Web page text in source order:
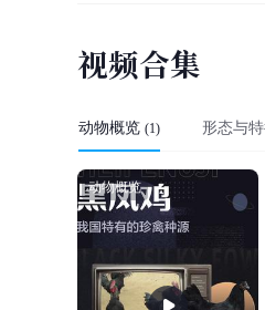
视频合集
动物概览 (1) 形态与
动物概览